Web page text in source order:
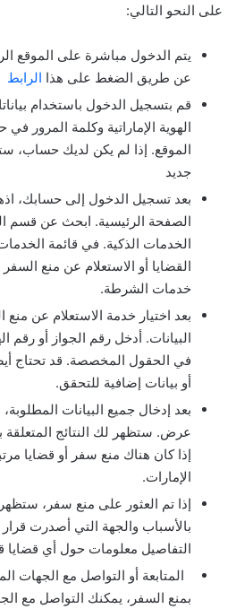
على النحو التالي:
يتم الدخول مباشرة على الموقع
عن طريق الضغط على هذا الرابط
قم بتسجيل الدخول باستخدام
الهوية الإماراتية وكلمة المرور
الموقع. إذا لم يكن لديك حساب،
جديد
بعد تسجيل الدخول إلى حسابك،
الصفحة الرئيسية. ابحث عن قسم
الخدمات الذكية. في قائمة
القضايا أو الاستعلام عن منع
خدمات الشرطة.
بعد اختيار خدمة الاستعلام عن
البيانات. أدخل رقم الجواز أو رقم
في الحقول المخصصة. قد تحتاج
أو بيانات إضافية للتحقق.
بعد إدخال جميع البيانات
عرض. ستظهر لك النتائج
إذا كان هناك منع سفر أو قضايا
الإمارات.
إذا تم العثور على منع سفر،
بالأسباب والجهة التي أصدرت
التفاصيل معلومات حول أي قضايا
المتابعة أو التواصل مع الجهات
بمنع السفر، يمكنك التواصل مع